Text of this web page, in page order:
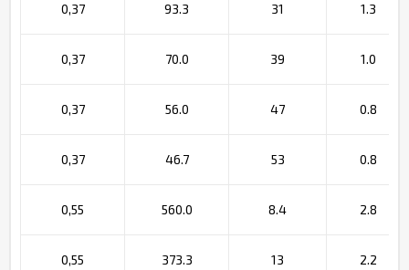
0,37 93.3 31 1.3
0,37 70.0 39 1.0
0,37 56.0 47 0.8
0,37 46.7 53 0.8
0,55 560.0 8.4 2.8
0,55 373.3 13 2.2